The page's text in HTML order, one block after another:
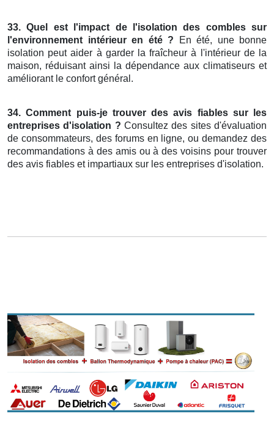
33. Quel est l'impact de l'isolation des combles sur
l'environnement intérieur en été ? En été, une bonne
isolation peut aider à garder la fraîcheur à l'intérieur de la
maison, réduisant ainsi la dépendance aux climatiseurs et
améliorant le confort général.
34. Comment puis-je trouver des avis fiables sur les
entreprises d'isolation ? Consultez des sites d'évaluation
de consommateurs, des forums en ligne, ou demandez des
recommandations à des amis ou à des voisins pour trouver
des avis fiables et impartiaux sur les entreprises d'isolation.